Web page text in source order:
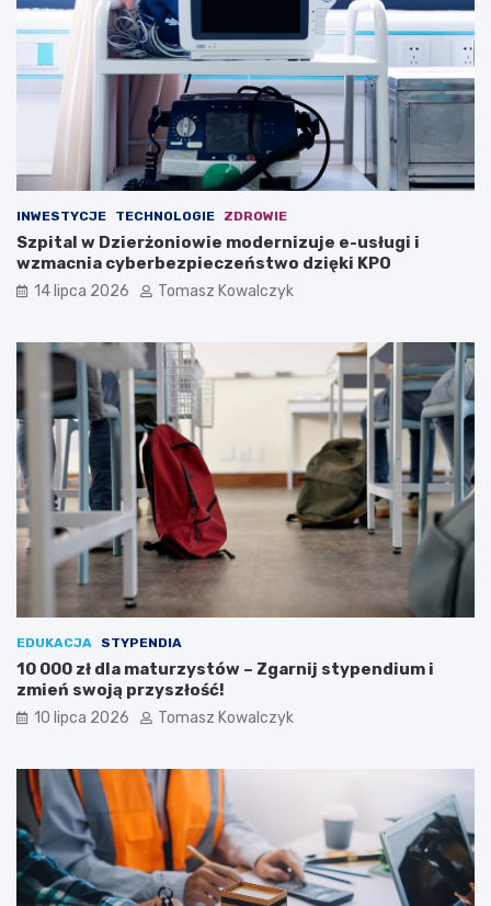
INWESTYCJE TECHNOLOGIE ZDROWIE
Szpital w Dzierżoniowie modernizuje e-usługi i
wzmacnia cyberbezpieczeństwo dzięki KPO
14 lipca 2026 Tomasz Kowalczyk
EDUKACJA STYPENDIA
10 000 zł dla maturzystów – Zgarnij stypendium i
zmień swoją przyszłość!
10 lipca 2026 Tomasz Kowalczyk